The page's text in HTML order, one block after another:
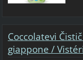
Coccolatevi
giappone /